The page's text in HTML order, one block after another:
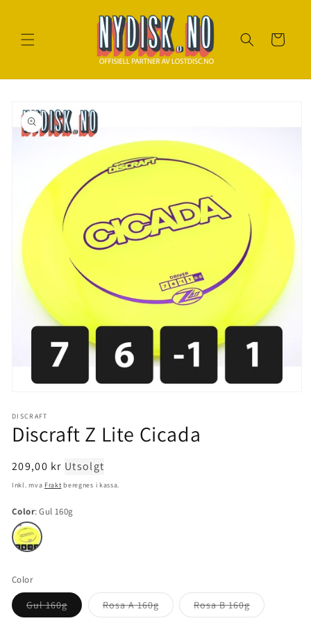
Handlekurv
Gå til
produktinfo
1
i
modal
DISCRAFT
Discraft Z Lite Cicada
Normal
pris
209,00 kr Utsolgt
Inkl. mva Frakt beregnes i kassa.
Color Gul 160g
Color
Gul 160gVarianten
er
Rosa A 160gVarianten
er
Rosa B 160gVarianten
er